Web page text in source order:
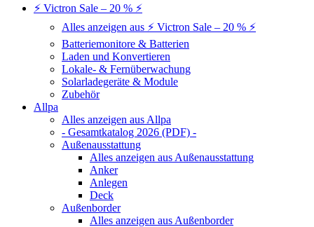
⚡ Victron Sale – 20 % ⚡
Alles anzeigen aus ⚡ Victron Sale – 20 % ⚡
Batteriemonitore & Batterien
Laden und Konvertieren
Lokale- & Fernüberwachung
Solarladegeräte & Module
Zubehör
Allpa
Alles anzeigen aus Allpa
- Gesamtkatalog 2026 (PDF) -
Außenausstattung
Alles anzeigen aus Außenausstattung
Anker
Anlegen
Deck
Außenborder
Alles anzeigen aus Außenborder